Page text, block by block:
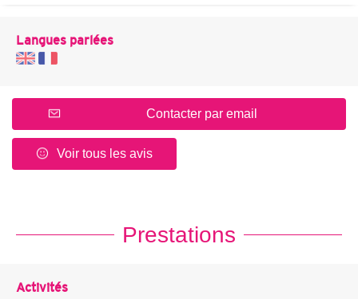
Langues parlées
Contacter par email
Voir tous les avis
Prestations
Activités